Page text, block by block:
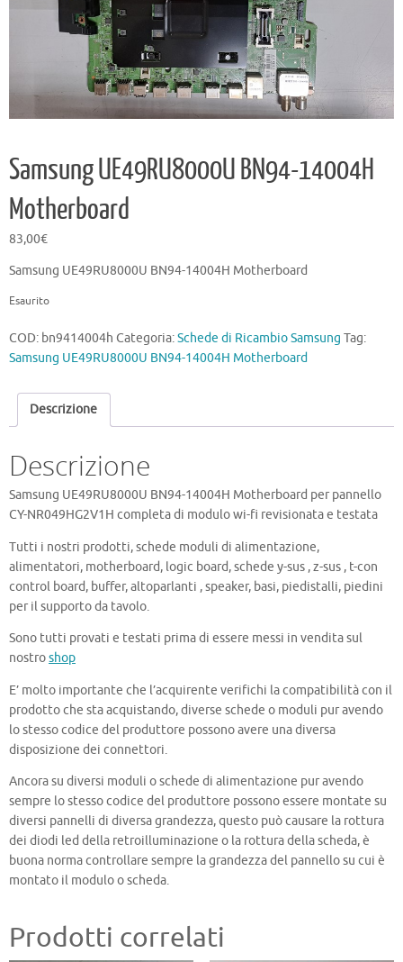
Samsung UE49RU8000U BN94-14004H
Motherboard
83,00€
Samsung UE49RU8000U BN94-14004H Motherboard
Esaurito
COD: bn9414004h Categoria:Schede di Ricambio Samsung Tag:
Samsung UE49RU8000U BN94-14004H Motherboard
Descrizione
Descrizione
Samsung UE49RU8000U BN94-14004H Motherboard per pannello
CY-NR049HG2V1H completa di modulo wi-fi revisionata e testata
Tutti i nostri prodotti, schede moduli di alimentazione,
alimentatori, motherboard, logic board, schede y-sus , z-sus , t-con
control board, buffer, altoparlanti , speaker, basi, piedistalli, piedini
per il supporto da tavolo.
Sono tutti provati e testati prima di essere messi in vendita sul
nostroshop
E’ molto importante che l’acquirente verifichi la compatibilità con il
prodotto che sta acquistando, diverse schede o moduli pur avendo
lo stesso codice del produttore possono avere una diversa
disposizione dei connettori.
Ancora su diversi moduli o schede di alimentazione pur avendo
sempre lo stesso codice del produttore possono essere montate su
diversi pannelli di diversa grandezza, questo può causare la rottura
dei diodi led della retroilluminazione o la rottura della scheda, è
buona norma controllare sempre la grandezza del pannello su cui è
montato il modulo o scheda.
Prodotti correlati